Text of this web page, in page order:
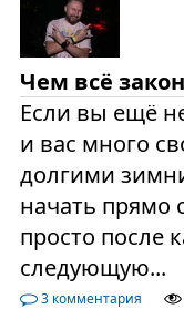
Чем всё
Если вы ещё
и вас много
долгими
начать прямо
просто после
следующую...
3 комментария